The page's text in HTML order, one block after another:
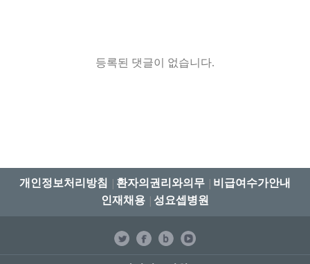
등록된 댓글이 없습니다.
개인정보처리방침 환자의권리와의무
비급여수가안내
인재채용
성요셉병원